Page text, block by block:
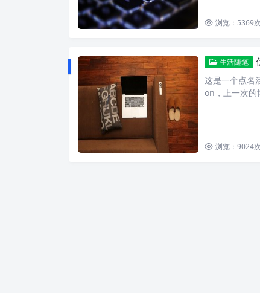
浏览：5369
生活随笔
这是一个点名
on，上一次
浏览：9024